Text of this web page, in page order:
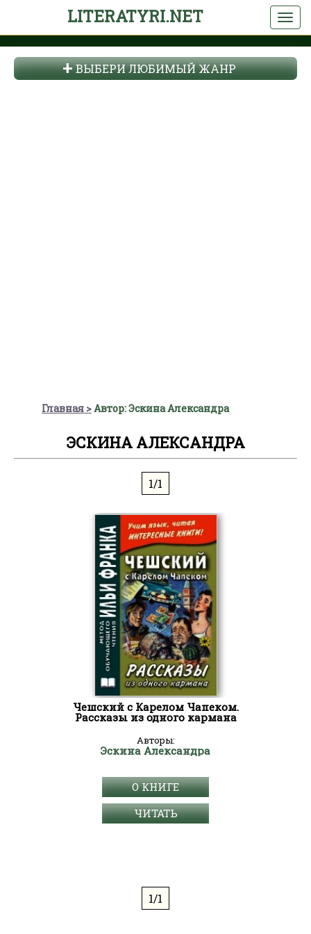
LITERATYRI.NET
ВЫБЕРИ ЛЮБИМЫЙ ЖАНР
Главная Автор: Эскина Александра
ЭСКИНА АЛЕКСАНДРА
1/1
Чешский с Карелом Чапеком.
Рассказы из одного кармана
Авторы:
Эскина Александра
О КНИГЕ
ЧИТАТЬ
1/1